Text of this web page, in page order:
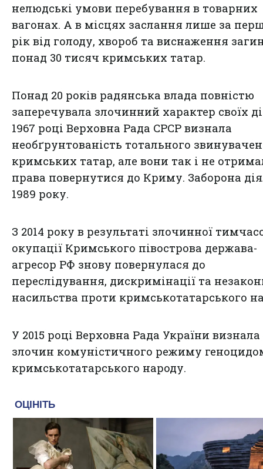
нелюдські умови перебування в товарних
вагонах. А в місцях заслання лише за
рік від голоду, хвороб та виснаження
понад 30 тисяч кримських татар.
Понад 20 років радянська влада повністю
заперечувала злочинний характер своїх
1967 році Верховна Рада СРСР визнала
необґрунтованість тотального
кримських татар, але вони так і не
права повернутися до Криму. Заборона
1989 року.
З 2014 року в результаті злочинної
окупації Кримського півострова держава-
агресор РФ знову повернулася до
переслідування, дискримінації та
насильства проти кримськотатарського
У 2015 році Верховна Рада України
злочин комуністичного режиму
кримськотатарського народу.